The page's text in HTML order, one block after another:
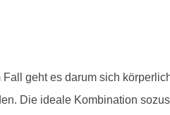
geht es darum sich
Die ideale Kombination